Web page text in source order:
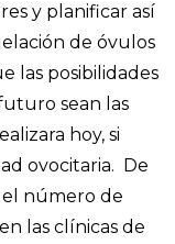
y planificar así
de óvulos
las posibilidades
sean las
hoy, si
ovocitaria. De
el número de
las clínicas de